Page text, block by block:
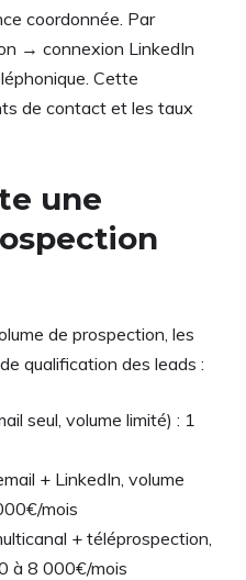
coordonnée. Par
→ connexion LinkedIn
Cette
de contact et les taux
une
de prospection, les
qualification des leads :
seul, volume limité) : 1
+ LinkedIn, volume
mois
+ téléprospection,
à 8 000€/mois